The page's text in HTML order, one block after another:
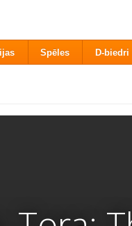
Spēles D-biedri